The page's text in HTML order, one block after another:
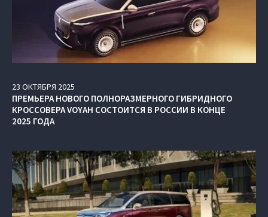
23 ОКТЯБРЯ 2025
ПРЕМЬЕРА НОВОГО ПОЛНОРАЗМЕРНОГО ГИБРИДНОГО
КРОССОВЕРА VOYAH СОСТОИТСЯ В РОССИИ В КОНЦЕ
2025 ГОДА